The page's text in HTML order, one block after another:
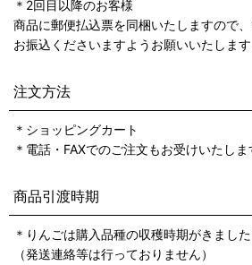
＊2回目以降のお客様
商品に郵便払込票を同梱いたしますので
お振込くださいますようお願いいたします
注文方法
＊ショッピングカート
＊電話・FAXでのご注文もお受けいたしま
商品引渡時期
＊りんごは購入品種の収穫時期がきまし
（発送連絡等は行っておりません）